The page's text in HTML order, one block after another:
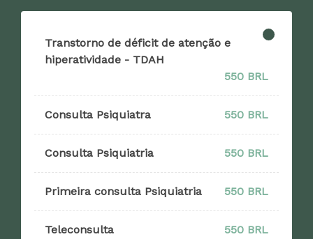
Transtorno de déficit de atenção e
hiperatividade - TDAH
550 BRL
Consulta Psiquiatra 550 BRL
Consulta Psiquiatria 550 BRL
Primeira consulta Psiquiatria 550 BRL
Teleconsulta 550 BRL